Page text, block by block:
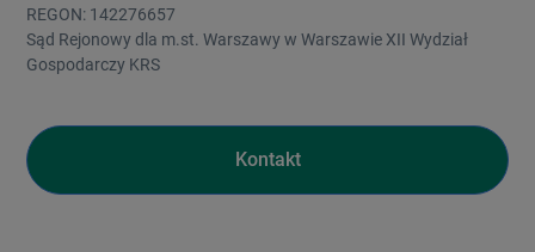
REGON: 142276657
Sąd Rejonowy dla m.st. Warszawy w Warszawie XII Wydział
Gospodarczy KRS
Kontakt